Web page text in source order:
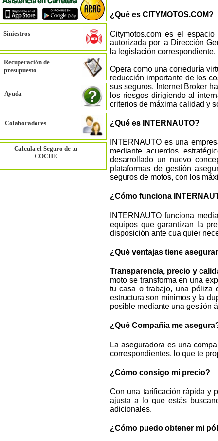
Recuperación de
presupuesto
Colaboradores
Ayuda
Siniestros
Calcula el Seguro de tu
COCHE
¿Qué es CITYMOTOS.COM?
Citymotos.com es el
autorizada por la Dirección
la legislación correspondiente.
Opera como una correduría
reducción importante de los
sus seguros. Internet Broker
los riesgos dirigiendo al
criterios de máxima calidad y
¿Qué es INTERNAUTO?
INTERNAUTO es una
mediante acuerdos
desarrollado un nuevo
plataformas de gestión
seguros de motos, con los
¿Cómo funciona
INTERNAUTO funciona
equipos que garantizan la
disposición ante cualquier
¿Qué ventajas tiene
Transparencia, precio y
moto se transforma en una
tu casa o trabajo, una póliza
estructura son mínimos y la
posible mediante una gestión
¿Qué Compañía me
La aseguradora es una
correspondientes, lo que te
¿Cómo consigo mi precio?
Con una tarificación rápida y
ajusta a lo que estás
adicionales.
¿Cómo puedo obtener mi